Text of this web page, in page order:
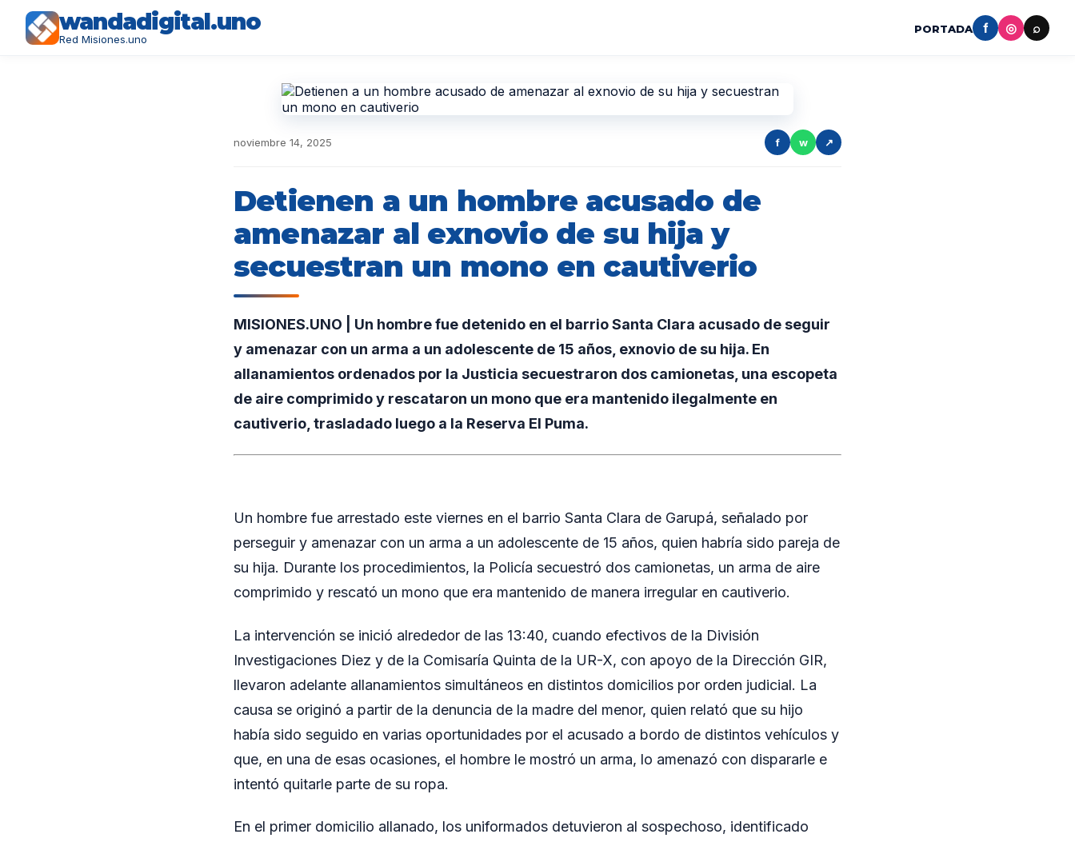
wandadigital.uno
Red Misiones.uno
PORTADA f ◎ ⌕
noviembre 14, 2025 f w ↗
Detienen a un hombre acusado de
amenazar al exnovio de su hija y
secuestran un mono en cautiverio
MISIONES.UNO | Un hombre fue detenido en el barrio Santa Clara acusado de seguir
y amenazar con un arma a un adolescente de 15 años, exnovio de su hija. En
allanamientos ordenados por la Justicia secuestraron dos camionetas, una escopeta
de aire comprimido y rescataron un mono que era mantenido ilegalmente en
cautiverio, trasladado luego a la Reserva El Puma.
Un hombre fue arrestado este viernes en el barrio Santa Clara de Garupá, señalado por
perseguir y amenazar con un arma a un adolescente de 15 años, quien habría sido pareja de
su hija. Durante los procedimientos, la Policía secuestró dos camionetas, un arma de aire
comprimido y rescató un mono que era mantenido de manera irregular en cautiverio.
La intervención se inició alrededor de las 13:40, cuando efectivos de la División
Investigaciones Diez y de la Comisaría Quinta de la UR-X, con apoyo de la Dirección GIR,
llevaron adelante allanamientos simultáneos en distintos domicilios por orden judicial. La
causa se originó a partir de la denuncia de la madre del menor, quien relató que su hijo
había sido seguido en varias oportunidades por el acusado a bordo de distintos vehículos y
que, en una de esas ocasiones, el hombre le mostró un arma, lo amenazó con dispararle e
intentó quitarle parte de su ropa.
En el primer domicilio allanado, los uniformados detuvieron al sospechoso, identificado